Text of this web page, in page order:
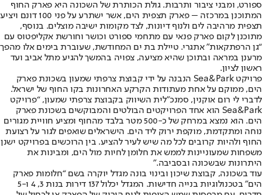
ספורט, ומבני ציבור ותרבות. גולת הכותרת של השכונה היא פארק החוף
המתוכנן במרכזה – פארק תצפית הים, אשר ישתרע על פני 100 דונם ויציע
תצפית מרהיבה לים ולנוף דיונות, לצד מקומות ישיבה מוצלים. בנוסף,
מתוכנן לקום פארק פנאי עם מתחמי ספורט וכושר וחורשת אקליפטוס עם
“גן הרפתקאות" אתגרי. טיילת בת ים המחודשת, שעוברת בימים אלו מהפך
מרענן במראה ובתוכן שהיא מציעה, צפויה בהמשך להגיע מתל אביב ועד
ראשון לציון.
פרויקט Sea&Park הנבנה על ידי קבוצת צרפתי שמעון בשכונת פארק
הים, ממוקם על אחת מעתודות הקרקע האחרונות בקו החוף של ישראל.
לדברי לי רום אוקנין, סמנכ"לית השיווק בקבוצת צרפתי שמעון, “פרויקט
Sea&Park הוא אחד הפרויקטים הבולטים והמבוקשים בשכונת פארק
הים. הוא נמצא במרחק של כ-500 מטר בלבד מהחוף ומציע חוויית מגורים
נוחה ומתקדמת, מוקפת ירוק ליד הים. הישראלים שואפים לגור על רצועת
החוף ולהיות קרובים לכל מה שיש לעיר להציע. בין הרוכשים בפרויקט ישנן
משפחות שמעוניינות לממש את חלומן לחיות מול הים, ומבינות את
היתרונות שבשכונה ובסביבה."
עוד בשכונה, קבוצת שיכון ובינוי בונה מגדל יוקרה בשם “חלומות פארק
הים" בטכנולוגיות בנייה חדישות. המגדל יכלול 137 דירות בנות 3, 4 ו-5